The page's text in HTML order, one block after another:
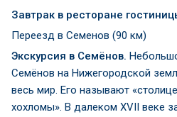
Завтрак в ресторане
Переезд в Семенов (90 км)
Экскурсия в Семёнов.
Семёнов на Нижегородской
весь мир. Его называют
хохломы». В далеком XVII веке